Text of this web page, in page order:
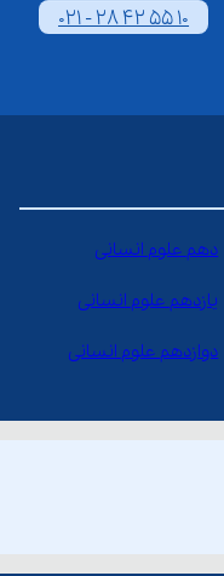
021 - 28 42 55 10
دهم علوم انسانی
یازدهم علوم انسانی
دوازدهم علوم انسانی